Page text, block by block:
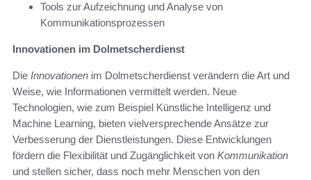
Tools zur Aufzeichnung und Analyse von
Kommunikationsprozessen
Innovationen im Dolmetscherdienst
Die Innovationen im Dolmetscherdienst verändern die Art und
Weise, wie Informationen vermittelt werden. Neue
Technologien, wie zum Beispiel Künstliche Intelligenz und
Machine Learning, bieten vielversprechende Ansätze zur
Verbesserung der Dienstleistungen. Diese Entwicklungen
fördern die Flexibilität und Zugänglichkeit von Kommunikation
und stellen sicher, dass noch mehr Menschen von den